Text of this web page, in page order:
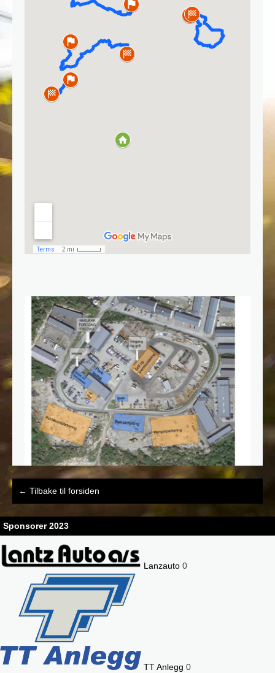
Post
navigation
← Tilbake til forsiden
Sponsorer 2023
Lanzauto 0
TT Anlegg 0